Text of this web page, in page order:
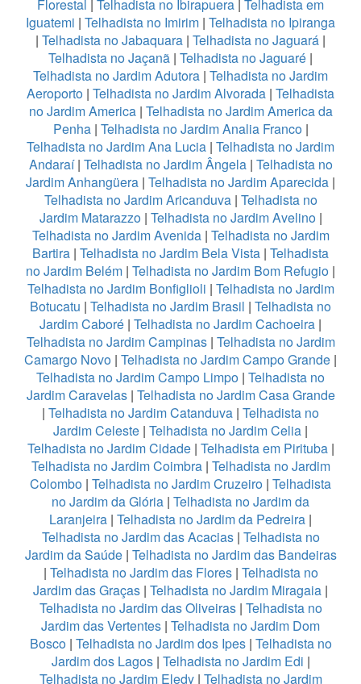
Florestal | Telhadista no Ibirapuera | Telhadista em
Iguatemi | Telhadista no Imirim | Telhadista no Ipiranga
| Telhadista no Jabaquara | Telhadista no Jaguará |
Telhadista no Jaçanã | Telhadista no Jaguaré |
Telhadista no Jardim Adutora | Telhadista no Jardim
Aeroporto | Telhadista no Jardim Alvorada | Telhadista
no Jardim America| Telhadista no Jardim America da
Penha| Telhadista no Jardim Analia Franco|
Telhadista no Jardim Ana Lucia | Telhadista no Jardim
Andaraí| Telhadista no Jardim Ângela| Telhadista no
Jardim Anhangüera | Telhadista no Jardim Aparecida |
Telhadista no Jardim Aricanduva| Telhadista no
Jardim Matarazzo| Telhadista no Jardim Avelino|
Telhadista no Jardim Avenida| Telhadista no Jardim
Bartira | Telhadista no Jardim Bela Vista | Telhadista
no Jardim Belém | Telhadista no Jardim Bom Refugio |
Telhadista no Jardim Bonfiglioli | Telhadista no Jardim
Botucatu | Telhadista no Jardim Brasil | Telhadista no
Jardim Caboré | Telhadista no Jardim Cachoeira |
Telhadista no Jardim Campinas| Telhadista no Jardim
Camargo Novo | Telhadista no Jardim Campo Grande |
Telhadista no Jardim Campo Limpo | Telhadista no
Jardim Caravelas| Telhadista no Jardim Casa Grande
| Telhadista no Jardim Catanduva | Telhadista no
Jardim Celeste | Telhadista no Jardim Celia |
Telhadista no Jardim Cidade| Telhadista em Pirituba|
Telhadista no Jardim Coimbra| Telhadista no Jardim
Colombo | Telhadista no Jardim Cruzeiro | Telhadista
no Jardim da Glória | Telhadista no Jardim da
Laranjeira | Telhadista no Jardim da Pedreira |
Telhadista no Jardim das Acacias| Telhadista no
Jardim da Saúde| Telhadista no Jardim das Bandeiras
| Telhadista no Jardim das Flores| Telhadista no
Jardim das Graças | Telhadista no Jardim Miragaia |
Telhadista no Jardim das Oliveiras| Telhadista no
Jardim das Vertentes | Telhadista no Jardim Dom
Bosco| Telhadista no Jardim dos Ipes| Telhadista no
Jardim dos Lagos| Telhadista no Jardim Edi |
Telhadista no Jardim Eledy| Telhadista no Jardim